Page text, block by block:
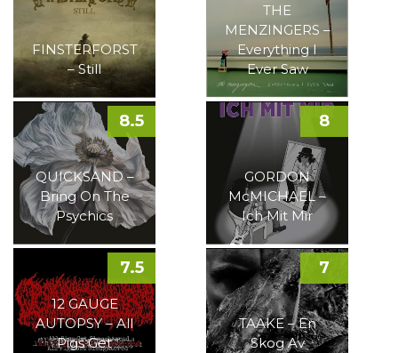
FINSTERFORST
– Still
THE
MENZINGERS –
Everything I
Ever Saw
QUICKSAND –
Bring On The
Psychics
8.5
GORDON
McMICHAEL –
Ich Mit Mir
8
12 GAUGE
AUTOPSY – All
Pigs Get
7.5
TAAKE – En
Skog Av
7